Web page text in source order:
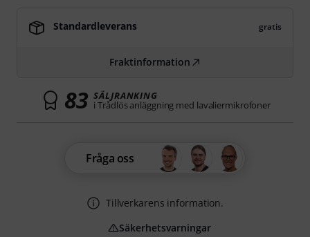
Standardleverans gratis
Fraktinformation
83 SÄLJRANKING
i Trådlös anläggning med lavaliermikrofoner
Fråga oss
Tillverkarens information.
Säkerhetsvarningar